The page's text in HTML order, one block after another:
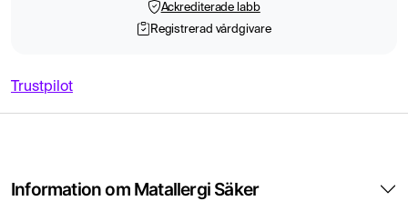
Ackrediterade labb
Registrerad vårdgivare
Trustpilot
Information om Matallergi Säker